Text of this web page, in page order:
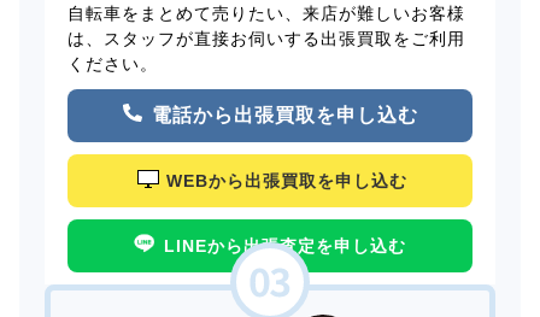
自転車をまとめて売りたい、来店が難しいお客様
は、スタッフが直接お伺いする出張買取をご利用
ください。
電話から出張買取を申し込む
WEBから出張買取を申し込む
LINEから出張査定を申し込む